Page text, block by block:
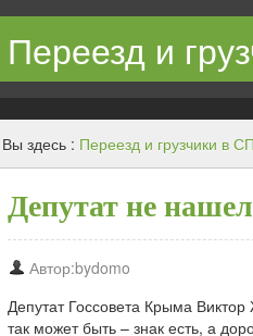
Переезд и
Квартирный переезд с грузчиками
Вы здесь : Переезд и грузчики в
Депутат не
Автор:bydomo
Депутат Госсовета Крыма
так может быть – знак есть, а